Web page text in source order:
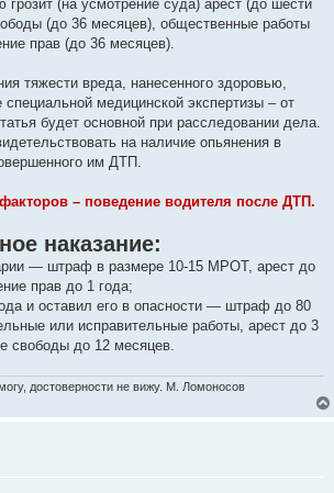
грозит (на усмотрение суда) арест (до шести
(до 36 месяцев), общественные работы
прав (до 36 месяцев).
тяжести вреда, нанесенного здоровью,
специальной медицинской экспертизы – от
будет основной при расследовании дела.
на наличие опьянения в
им ДТП.
– поведение водителя после ДТП.
наказание:
— штраф в размере 10-15 МРОТ, арест до
прав до 1 года;
и оставил его в опасности — штраф до 80
или исправительные работы, арест до 3
свободы до 12 месяцев.
достоверности не вижу. М. Ломоносов